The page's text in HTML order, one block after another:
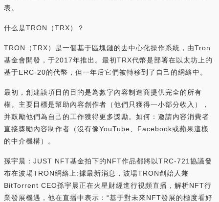
表。
什么是TRON（TRX）？
TRON（TRX）是一個基于區塊鏈的去中心化操作系統，由Tron
基金會開發，于2017年推出。最初TRX代幣是部署在以太坊上的
基于ERC-20的代幣，但一年后它們被轉移到了自己的網絡中。
最初，創建該項目的目的是為數字內容制造商提供完全的所有
權。主要目標是幫助內容創作者（他們只獲得一小部分收入），
并鼓勵他們為自己的工作獲得更多獎勵。如何：邀請內容消費者
直接獎勵內容制作者（沒有像YouTube、Facebook或蘋果這樣
的中介機構）。
孫宇晨：JUST NFT基金拍下的NFT作品都將以TRC-721協議發
布在波場TRON網絡上:據最新消息，波場TRON創始人兼
BitTorrent CEO孫宇晨正在火星財經進行視頻直播，解析NFT行
業發展機遇，他在直播中表示：“基于對未來NFT發展的極度看好